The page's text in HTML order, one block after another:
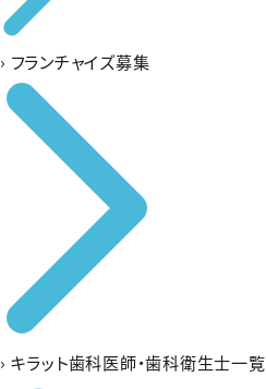
› フランチャイズ募集
› キラット歯科医師・歯科衛生士一覧